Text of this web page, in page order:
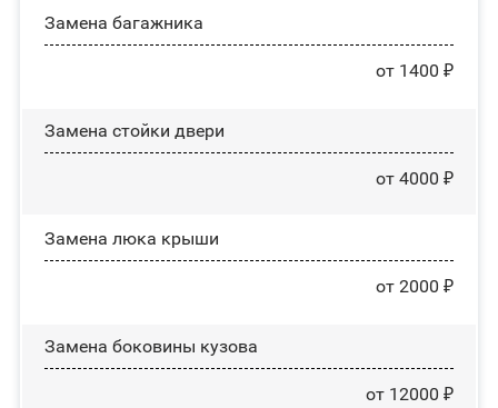
Замена багажника
от 1400 ₽
Зaмeнa cтoйĸи двepи
от 4000 ₽
Зaмeнa люĸa ĸpыши
от 2000 ₽
Замена боковины кузова
от 12000 ₽